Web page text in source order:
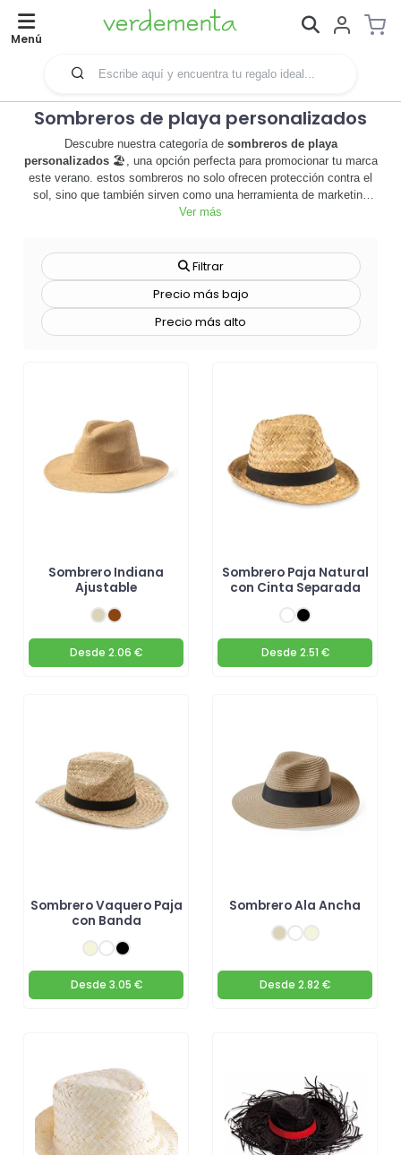
Menú
Sombreros de playa personalizados
Descubre nuestra categoría de sombreros de playa
personalizados🏖️, una opción perfecta para promocionar tu marca
este verano. estos sombreros no solo ofrecen protección contra el
sol, sino que también sirven como una herramienta de marketing
efectiva. personalizados con tu logotipo o mensaje de marca, estos
materiales de alta calidad, nuestros sombreros de playa son
duraderos, cómodos y vienen en una variedad de estilos y colores
para adaptarse a tus necesidades. además, ofrecemos técnicas de
personalización avanzadas para garantizar que tu logotipo se
destaque y permanezca vibrante incluso después de un uso
promocionar tu marca este verano! 🌞
Ver más
Filtrar
Precio más bajo
Precio más alto
Sombrero Indiana
Ajustable
Desde 2.06 €
Sombrero Paja Natural
con Cinta Separada
Desde 2.51 €
Sombrero Vaquero Paja
con Banda
Desde 3.05 €
Sombrero Ala Ancha
Desde 2.82 €